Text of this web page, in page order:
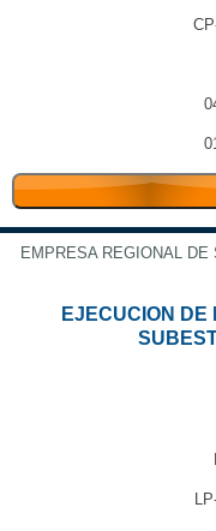
EMPRESA REGIONAL
EJECUCION